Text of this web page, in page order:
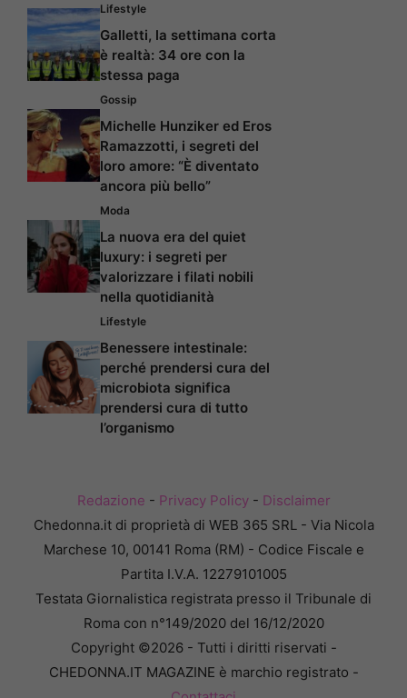
Lifestyle
Galletti, la settimana corta
è realtà: 34 ore con la
stessa paga
Gossip
Michelle Hunziker ed Eros
Ramazzotti, i segreti del
loro amore: “È diventato
ancora più bello”
Moda
La nuova era del quiet
luxury: i segreti per
valorizzare i filati nobili
nella quotidianità
Lifestyle
Benessere intestinale:
perché prendersi cura del
microbiota significa
prendersi cura di tutto
l’organismo
Redazione - Privacy Policy- Disclaimer
Chedonna.it di proprietà di WEB 365 SRL - Via Nicola
Marchese 10, 00141 Roma (RM) - Codice Fiscale e
Partita I.V.A. 12279101005
Testata Giornalistica registrata presso il Tribunale di
Roma con n°149/2020 del 16/12/2020
Copyright ©2026 - Tutti i diritti riservati -
CHEDONNA.IT MAGAZINE è marchio registrato -